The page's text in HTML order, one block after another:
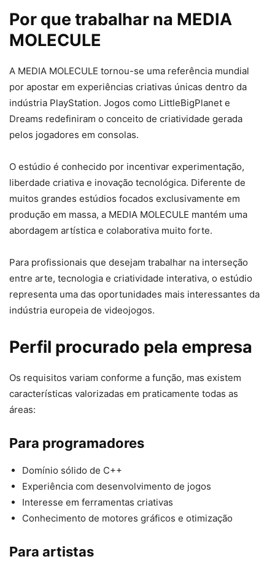
Por que trabalhar na MEDIA
MOLECULE
A MEDIA MOLECULE tornou-se uma referência mundial
por apostar em experiências criativas únicas dentro da
indústria PlayStation. Jogos como LittleBigPlanet e
Dreams redefiniram o conceito de criatividade gerada
pelos jogadores em consolas.
O estúdio é conhecido por incentivar experimentação,
liberdade criativa e inovação tecnológica. Diferente de
muitos grandes estúdios focados exclusivamente em
produção em massa, a MEDIA MOLECULE mantém uma
abordagem artística e colaborativa muito forte.
Para profissionais que desejam trabalhar na interseção
entre arte, tecnologia e criatividade interativa, o estúdio
representa uma das oportunidades mais interessantes da
indústria europeia de videojogos.
Perfil procurado pela empresa
Os requisitos variam conforme a função, mas existem
características valorizadas em praticamente todas as
áreas:
Para programadores
Domínio sólido de C++
Experiência com desenvolvimento de jogos
Interesse em ferramentas criativas
Conhecimento de motores gráficos e otimização
Para artistas